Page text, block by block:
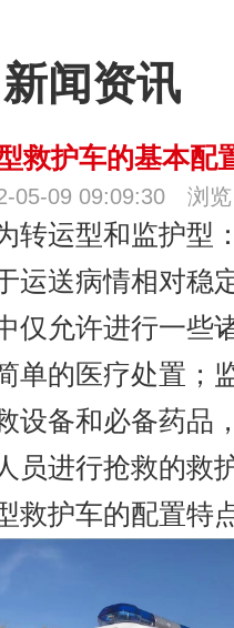
新闻资讯
救护车的基本配
05-09 09:09:30 浏览
转运型和监护型
运送病情相对稳
仅允许进行一些
单的医疗处置；
设备和必备药品
员进行抢救的救
救护车的配置特